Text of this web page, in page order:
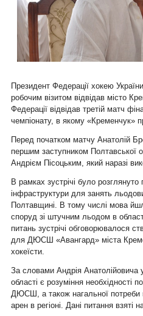
Президент Федерації хокею
робочим візитом відвідав місто
Федерації відвідав третій матч
чемпіонату, в якому «Кременчук»
Перед початком матчу Анатолій
першим заступником Полтавської
Андрієм Пісоцьким, який наразі
В рамках зустрічі було
інфраструктури для занять
Полтавщині. В тому числі мова
споруд зі штучним льодом в
питань зустрічі обговорювалося
для ДЮСШ «Авангард» міста
хокеїсти.
За словами Андрія Анатолійовича
області є розуміння необхідності
ДЮСШ, а також нагальної потреби
арен в регіоні. Дані питання взяті